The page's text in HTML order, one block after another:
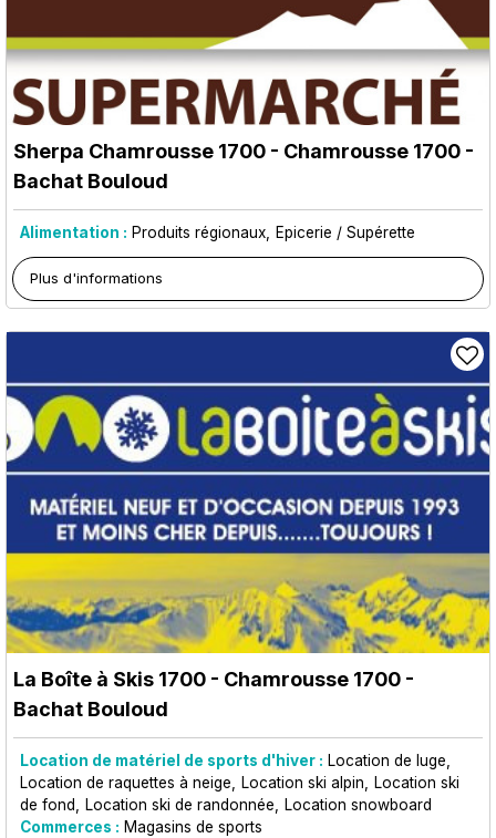
Sherpa Chamrousse 1700 - Chamrousse 1700 -
Bachat Bouloud
Alimentation : Produits régionaux Epicerie / Supérette
Plus d'informations
La Boîte à Skis 1700 - Chamrousse 1700 -
Bachat Bouloud
Location de matériel de sports d'hiver : Location de luge
Location de raquettes à neige
Location ski alpin
Location ski
de fond
Location ski de randonnée
Location snowboard
Commerces : Magasins de sports